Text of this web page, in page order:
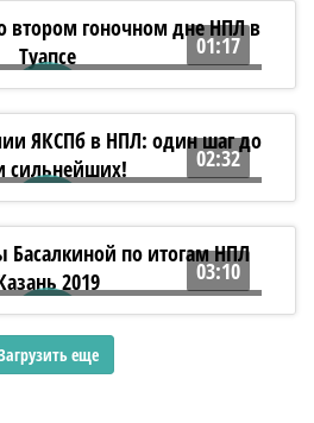
01:17
о втором гоночном дне
02:32
ЯКСПб в НПЛ: один
03:10
Басалкиной по итогам
еще